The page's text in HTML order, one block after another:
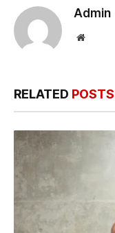
Admin
Website
RELATED POSTS